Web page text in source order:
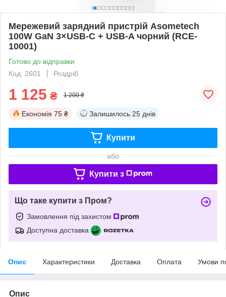
Мережевий зарядний пристрій Asometech
100W GaN 3×USB-C + USB-A чорний (RCE-
10001)
Готово до відправки
Код: 2601
Роздріб
1 125 ₴ 1 200 ₴
Економія 75 ₴ Залишилось 25 днів
Купити
або
Купити з
Що таке купити з Пром?
Замовлення під захистом
Доступна доставка
Опис Характеристики Доставка Оплата Умови
Опис